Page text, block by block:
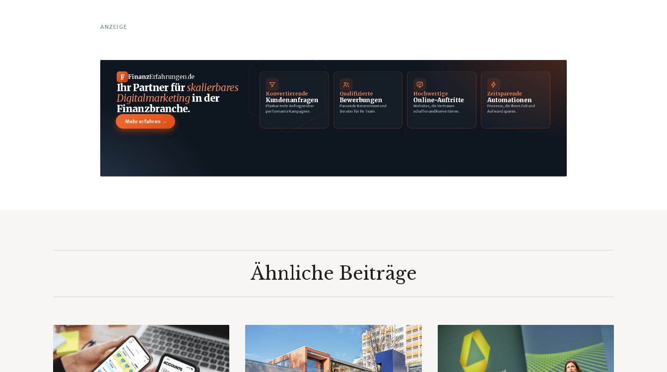
ANZEIGE
F FinanzErfahrungen.de
Ihr Partner fürskalierbares
Digitalmarketingin der
Finanzbranche.
Mehr erfahren →
Konvertierende
Kundenanfragen
Planbar mehr Anfragen über
performante Kampagnen.
Qualifizierte
Bewerbungen
Passende Beraterinnen und
Berater für Ihr Team.
Hochwertige
Online-Auftritte
Websites, die Vertrauen
schaffen und konvertieren.
Zeitsparende
Automationen
Prozesse, die Ihnen Zeit und
Aufwand sparen.
Ähnliche Beiträge